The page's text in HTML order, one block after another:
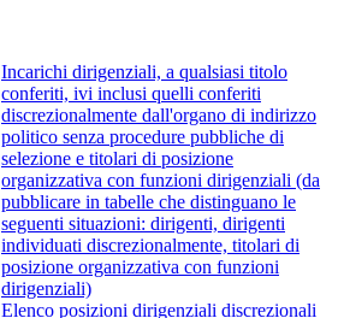
Incarichi dirigenziali, a qualsiasi titolo
conferiti, ivi inclusi quelli conferiti
discrezionalmente dall'organo di indirizzo
politico senza procedure pubbliche di
selezione e titolari di posizione
organizzativa con funzioni dirigenziali (da
pubblicare in tabelle che distinguano le
seguenti situazioni: dirigenti, dirigenti
individuati discrezionalmente, titolari di
posizione organizzativa con funzioni
dirigenziali)
Elenco posizioni dirigenziali discrezionali